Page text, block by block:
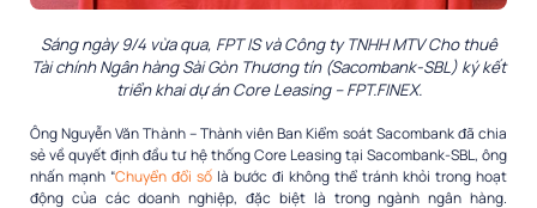
Sáng ngày 9/4 vừa qua, FPT IS và Công ty TNHH MTV Cho thuê
Tài chính Ngân hàng Sài Gòn Thương tín (Sacombank-SBL) ký kết
triển khai dự án Core Leasing – FPT.FINEX.
Ông Nguyễn Văn Thành – Thành viên Ban Kiểm soát Sacombank đã chia
sẻ về quyết định đầu tư hệ thống Core Leasing tại Sacombank-SBL, ông
nhấn mạnh “Chuyển đổi số là bước đi không thể tránh khỏi trong hoạt
động của các doanh nghiệp, đặc biệt là trong ngành ngân hàng.